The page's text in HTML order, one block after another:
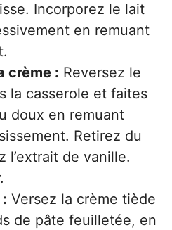
Incorporez le lait
en remuant
crème : Reversez le
la casserole et faites
doux en remuant
Retirez du
l’extrait de vanille.
Versez la crème tiède
de pâte feuilletée, en